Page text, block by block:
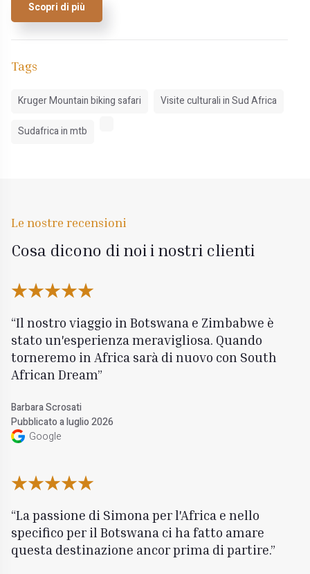
Scopri di più
Tags
Kruger Mountain biking safari Visite culturali in Sud Africa
Sudafrica in mtb
Le nostre recensioni
Cosa dicono di noi i nostri clienti
Il nostro viaggio in Botswana e Zimbabwe è
stato un'esperienza meravigliosa. Quando
torneremo in Africa sarà di nuovo con South
African Dream
Barbara Scrosati
Pubblicato a luglio 2026
Google
La passione di Simona per l'Africa e nello
specifico per il Botswana ci ha fatto amare
questa destinazione ancor prima di partire.